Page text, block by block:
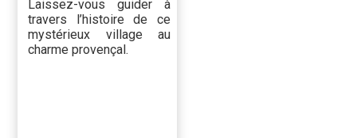
Laissez-vous guider à
travers l’histoire de ce
mystérieux village au
charme provençal.